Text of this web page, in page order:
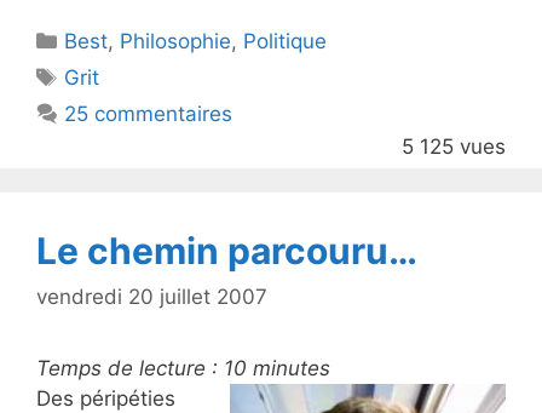
er e
o
Catégories
Best, Philosophie, Politique
Étiquettes
Grit
25 commentaires
5 125 vues
Le chemin parcouru…
vendredi 20 juillet 2007
Temps de lecture : 10 minutes
Des péripéties